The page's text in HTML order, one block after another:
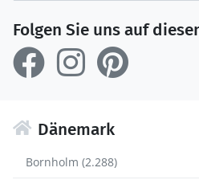
Folgen Sie uns auf
Dänemark
Bornholm (2.288)